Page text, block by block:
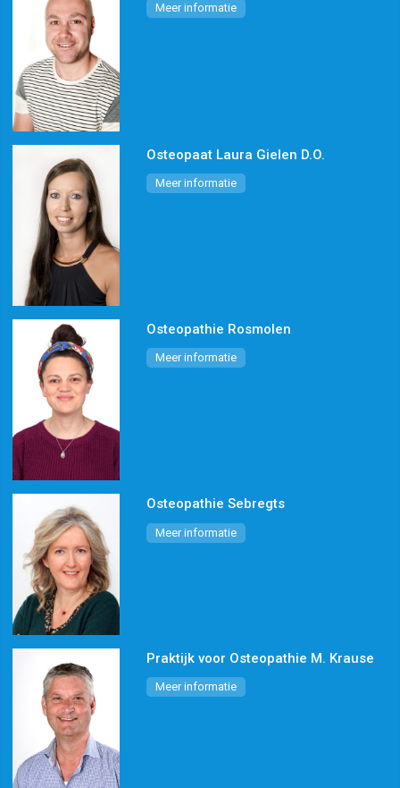
Meer informatie
Osteopaat Laura Gielen D.O.
Meer informatie
Osteopathie Rosmolen
Meer informatie
Osteopathie Sebregts
Meer informatie
Praktijk voor Osteopathie M. Krause
Meer informatie